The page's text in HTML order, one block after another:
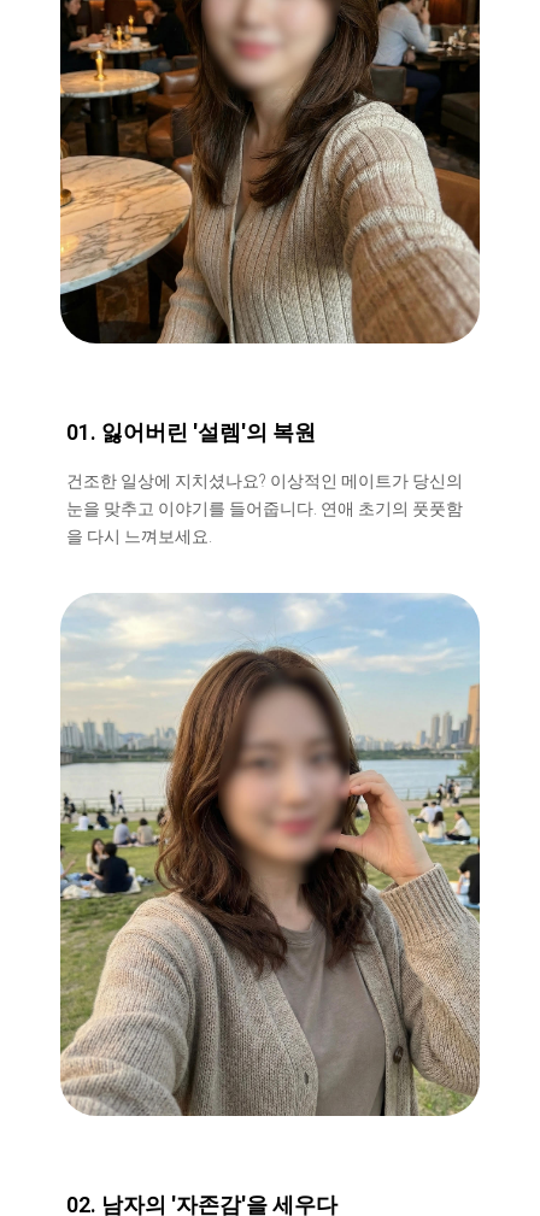
01. 잃어버린 '설렘'의 복원
건조한 일상에 지치셨나요? 이상적인 메이트가 당신의
눈을 맞추고 이야기를 들어줍니다. 연애 초기의 풋풋함
을 다시 느껴보세요.
02. 남자의 '자존감'을 세우다